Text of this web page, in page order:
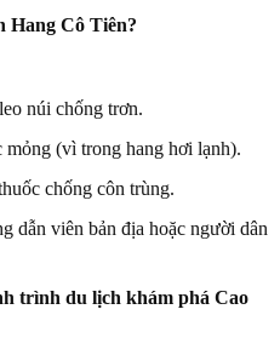
Hang Cô Tiên?
núi chống trơn.
(vì trong hang hơi lạnh).
chống côn trùng.
dẫn viên bản địa hoặc người dân
trình du lịch khám phá Cao